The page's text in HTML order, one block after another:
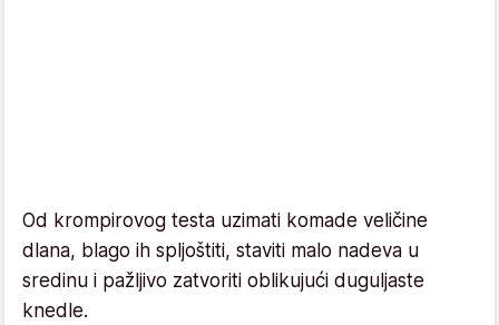
Od krompirovog testa uzimati komade veličine
dlana, blago ih spljoštiti, staviti malo nadeva u
sredinu i pažljivo zatvoriti oblikujući duguljaste
knedle.